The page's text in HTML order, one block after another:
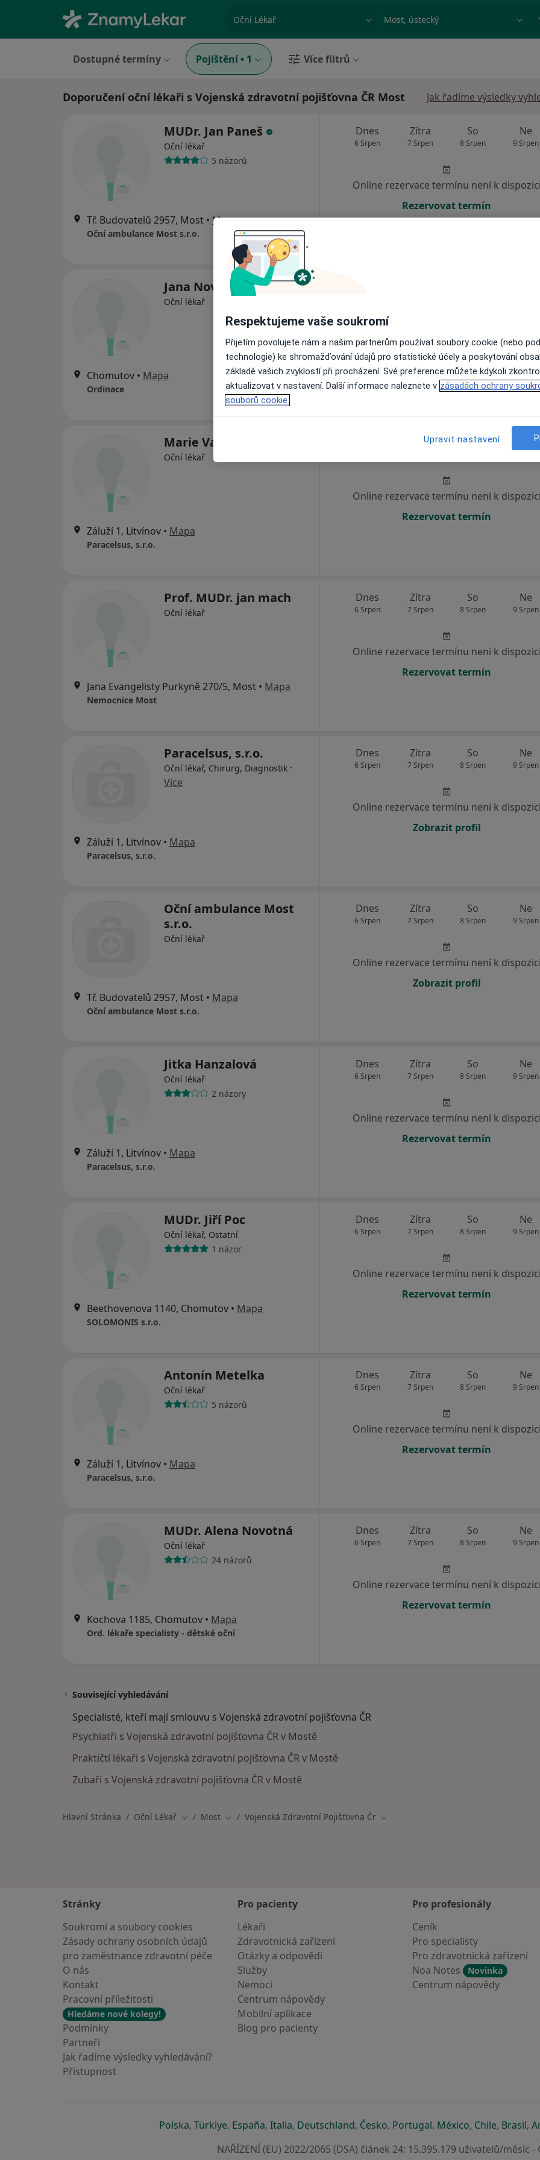
specializace, nemoc nebo příjmení Město nebo region
Dostupné termíny Pojištění • 1 Více filtrů
Doporučení oční lékaři s Vojenská zdravotní pojišťovna ČR Most Jak řadíme výsledky
MUDr. Jan Paneš
Oční lékař
5 názorů
Tř. Budovatelů 2957, Most • Mapa
Oční ambulance Most s.r.o.
Dnes
6 Srpen
Zítra
7 Srpen
So
8 Srpen
Ne
9 Srpen
Online rezervace termínu není k dispozici
Rezervovat termín
Jana Novotná
Oční lékař
Chomutov • Mapa
Ordinace
Online rezervace termínu není k
Rezervovat termín
Marie Vaníčková
Oční lékař
Záluží 1, Litvínov • Mapa
Paracelsus, s.r.o.
Zítra So
Online rezervace termínu není k dispozici
Rezervovat termín
Prof. MUDr. jan mach
Oční lékař
Jana Evangelisty Purkyně 270/5, Most • Mapa
Nemocnice Most
Dnes
6 Srpen
Zítra
7 Srpen
So
8 Srpen
Ne
9 Srpen
Online rezervace termínu není k dispozici
Rezervovat termín
Paracelsus, s.r.o.
Oční lékař, Chirurg, Diagnostik ·
Více
Záluží 1, Litvínov • Mapa
Paracelsus, s.r.o.
Dnes
6 Srpen
Zítra
7 Srpen
So
8 Srpen
Ne
9 Srpen
Online rezervace termínu není k dispozici
Zobrazit profil
Oční ambulance Most
s.r.o.
Oční lékař
Tř. Budovatelů 2957, Most • Mapa
Oční ambulance Most s.r.o.
Dnes
6 Srpen
Zítra
7 Srpen
So
8 Srpen
Ne
9 Srpen
Online rezervace termínu není k dispozici
Zobrazit profil
Jitka Hanzalová
Oční lékař
2 názory
Záluží 1, Litvínov • Mapa
Paracelsus, s.r.o.
Dnes
6 Srpen
Zítra
7 Srpen
So
8 Srpen
Ne
9 Srpen
Online rezervace termínu není k dispozici
Rezervovat termín
MUDr. Jiří Poc
Oční lékař, Ostatní
1 názor
Beethovenova 1140, Chomutov • Mapa
SOLOMONIS s.r.o.
Dnes
6 Srpen
Zítra
7 Srpen
So
8 Srpen
Ne
9 Srpen
Online rezervace termínu není k dispozici
Rezervovat termín
Antonín Metelka
Oční lékař
5 názorů
Záluží 1, Litvínov • Mapa
Paracelsus, s.r.o.
Dnes
6 Srpen
Zítra
7 Srpen
So
8 Srpen
Ne
9 Srpen
Online rezervace termínu není k dispozici
Rezervovat termín
MUDr. Alena Novotná
Oční lékař
24 názorů
Kochova 1185, Chomutov • Mapa
Ord. lékaře specialisty - dětské oční
Dnes
6 Srpen
Zítra
7 Srpen
So
8 Srpen
Ne
9 Srpen
Online rezervace termínu není k dispozici
Rezervovat termín
Související vyhledávání
Specialisté, kteří mají smlouvu s Vojenská zdravotní pojišťovna ČR
Psychiatři s Vojenská zdravotní pojišťovna ČR v Mostě
Praktičtí lékaři s Vojenská zdravotní pojišťovna ČR v Mostě
Zubaři s Vojenská zdravotní pojišťovna ČR v Mostě
Hlavní Stránka Oční Lékař Změna města
Most Změna města
Vojenská Zdravotní Pojišťovna Čr Změna města
Stránky
Soukromí a soubory cookies
Zásady ochrany osobních údajů
pro zaměstnance zdravotní péče
O nás
Kontakt
Pracovní příležitosti
Hledáme nové kolegy!
Podmínky
Partneři
Jak řadíme výsledky vyhledávání?
Přístupnost
Pro pacienty
Lékaři
Zdravotnická zařízení
Otázky a odpovědi
Služby
Nemoci
Centrum nápovědy
Mobilní aplikace
Blog pro pacienty
Pro profesionály
Ceník
Pro specialisty
Pro zdravotnická zařízení
Noa Notes
Novinka
Centrum nápovědy
Polskase otevře v nové záložce
, Türkiyese otevře v nové záložce
, Españase otevře v nové záložce
, Italiase otevře v nové záložce
, Deutschlandse otevře v nové záložce
, Českose otevře v nové záložce
, Portugalse otevře v nové
, Méxicose otevře v
, Chilese otevře
, Brasilse
,
NAŘÍZENÍ (EU) 2022/2065 (DSA) článek 24: 15.395.179 uživatelů/měsíc -
Respektujeme vaše soukromí
Přijetím povolujete nám a našim partnerům používat soubory cookie (nebo
technologie) ke shromažďování údajů pro statistické účely a poskytování
základě vašich zvyklostí při procházení. Své preference můžete kdykoli
aktualizovat v nastavení. Další informace naleznete v zásadách ochrany
souborů cookie.
Upravit nastavení